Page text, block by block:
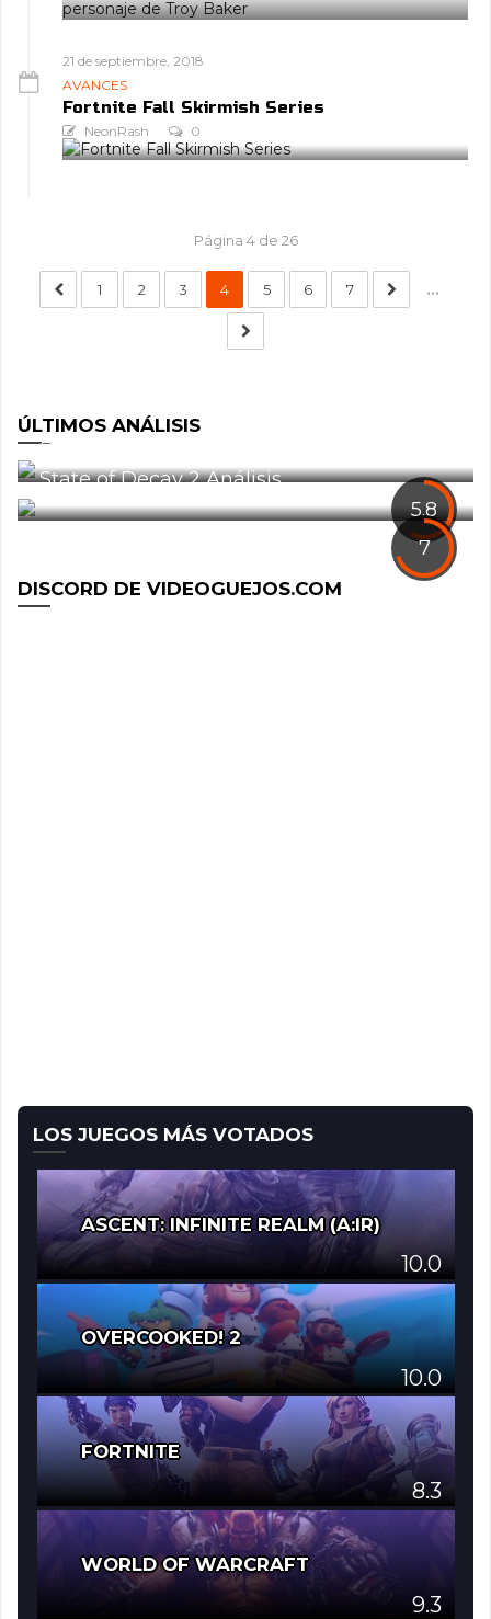
21 de septiembre, 2018
AVANCES
Fortnite Fall Skirmish Series
NeonRash 0
Página 4 de 26
1 2 3 4 5 6 7 ...
ÚLTIMOS ANÁLISIS
5.8
Análisis: Defiance 2050
7
State of Decay 2 Análisis 1
DISCORD DE VIDEOGUEJOS.COM
LOS JUEGOS MÁS VOTADOS
ASCENT: INFINITE REALM (A:IR)
10.0
OVERCOOKED! 2
10.0
FORTNITE
8.3
WORLD OF WARCRAFT
9.3